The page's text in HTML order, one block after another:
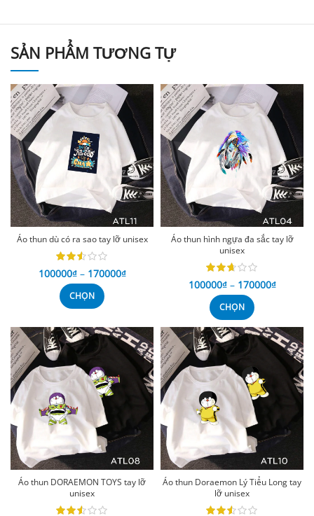
SẢN PHẨM TƯƠNG TỰ
Áo thun dù có ra sao tay lỡ unisex
100000₫ – 170000₫
CHỌN
Áo thun hình ngựa đa sắc tay lỡ
unisex
100000₫ – 170000₫
CHỌN
Áo thun DORAEMON TOYS tay lỡ
unisex
Áo thun Doraemon Lý Tiểu Long tay
lỡ unisex